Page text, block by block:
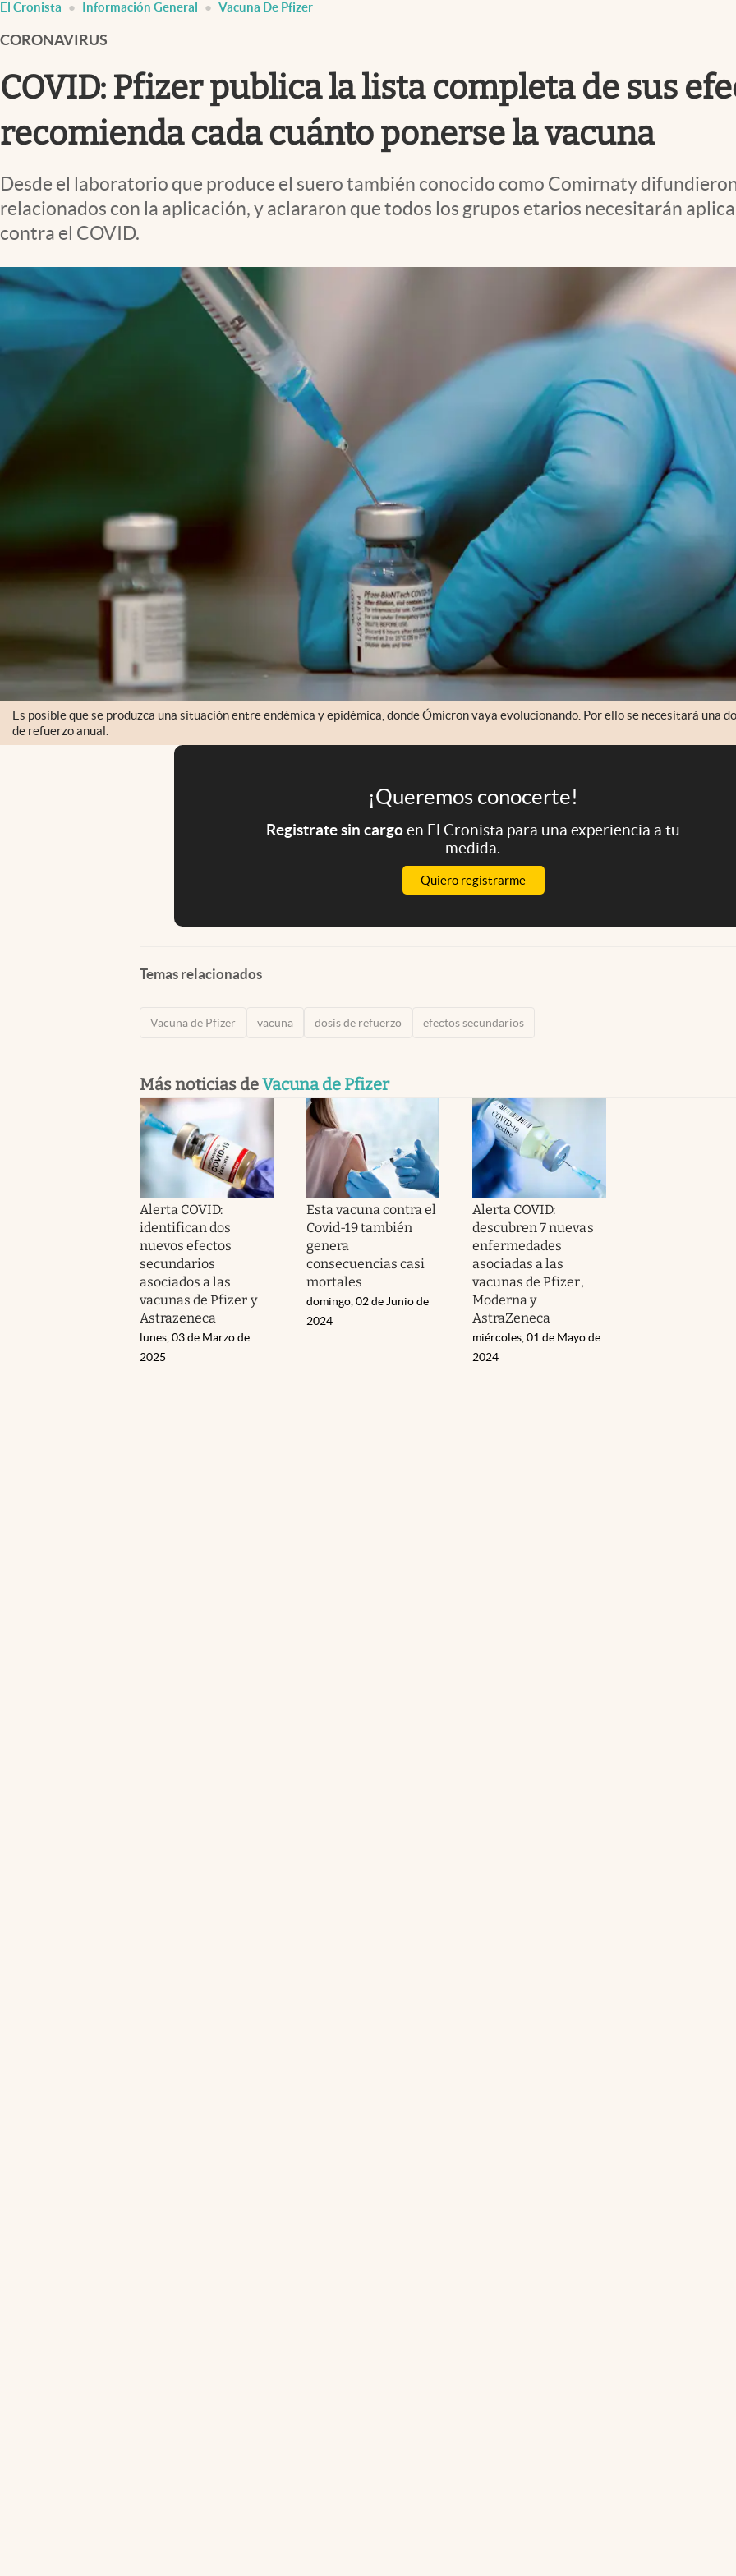
Infotechnology
Clase
Clima
Mundial 2026
Eventos Corporativos
abre en nueva pestaña
El Cronista Información General Vacuna De Pfizer
CORONAVIRUS
COVID: Pfizer publica la lista completa de sus
recomienda cada cuánto ponerse la vacuna
Desde el laboratorio que produce el suero también conocido como Comirnaty
relacionados con la aplicación, y aclararon que todos los grupos etarios necesitarán
contra el COVID.
Es posible que se produzca una situación entre endémica y epidémica, donde Ómicron vaya evolucionando. Por ello se necesitará una
de refuerzo anual.
¡Queremos conocerte!
Registrate sin cargoen El Cronista para una experiencia a tu
medida.
Quiero registrarme
Temas relacionados
Vacuna de Pfizer vacuna dosis de refuerzo efectos secundarios
Más noticias deVacuna de Pfizer
Alerta COVID:
identifican dos
nuevos efectos
secundarios
asociados a las
vacunas de Pfizer y
Astrazeneca
lunes, 03 de Marzo de
2025
Esta vacuna contra el
Covid-19 también
genera
consecuencias casi
mortales
domingo, 02 de Junio de
2024
Alerta COVID:
descubren 7 nuevas
enfermedades
asociadas a las
vacunas de Pfizer,
Moderna y
AstraZeneca
miércoles, 01 de Mayo de
2024